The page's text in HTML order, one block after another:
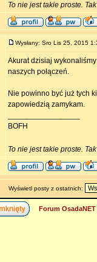
To nie jest takie proste.
Wysłany: Sro Lis 25, 2015
Akurat dzisiaj
naszych połączeń.
Nie powinno być już tych
zapowiedzią zamykam.
BOFH
To nie jest takie proste.
Wyświetl posty z ostatnich:
Forum